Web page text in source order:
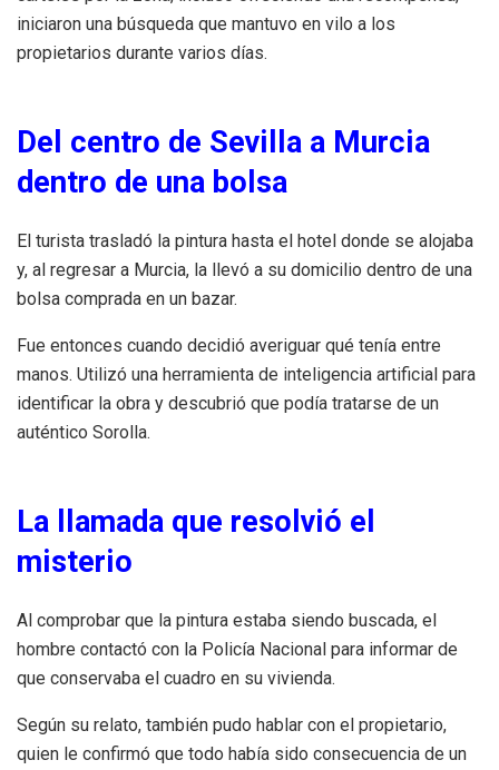
iniciaron una búsqueda que mantuvo en vilo a los
propietarios durante varios días.
Del centro de Sevilla a Murcia
dentro de una bolsa
El turista trasladó la pintura hasta el hotel donde se alojaba
y, al regresar a Murcia, la llevó a su domicilio dentro de una
bolsa comprada en un bazar.
Fue entonces cuando decidió averiguar qué tenía entre
manos. Utilizó una herramienta de inteligencia artificial para
identificar la obra y descubrió que podía tratarse de un
auténtico Sorolla.
La llamada que resolvió el
misterio
Al comprobar que la pintura estaba siendo buscada, el
hombre contactó con la Policía Nacional para informar de
que conservaba el cuadro en su vivienda.
Según su relato, también pudo hablar con el propietario,
quien le confirmó que todo había sido consecuencia de un